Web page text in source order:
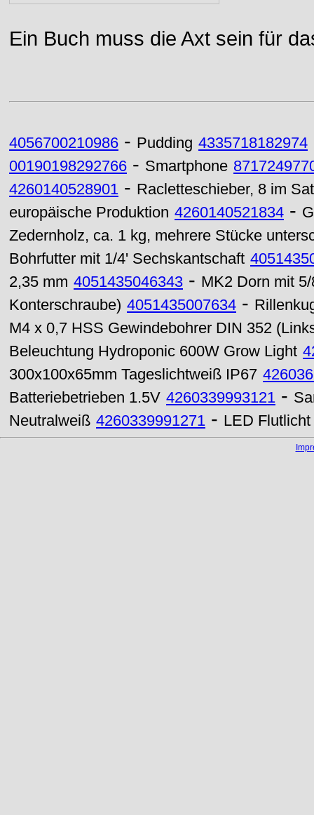
Ein Buch muss die Axt sein für
4056700210986 - Pudding 4335718182974
00190198292766 - Smartphone
4260140528901 - Racletteschieber, 8 im
europäische Produktion 4260140521834 -
Zedernholz, ca. 1 kg, mehrere Stücke
Bohrfutter mit 1/4' Sechskantschaft
2,35 mm 4051435046343 - MK2 Dorn mit
Konterschraube) 4051435007634 -
M4 x 0,7 HSS Gewindebohrer DIN 352
Beleuchtung Hydroponic 600W Grow Light
300x100x65mm Tageslichtweiß IP67
Batteriebetrieben 1.5V 4260339993121 -
Neutralweiß 4260339991271 - LED